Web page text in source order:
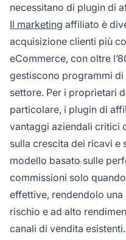
necessitano di plugin di
Il marketing affiliato è
acquisizione clienti più
eCommerce, con oltre
gestiscono programmi
settore. Per i proprietari
particolare, i plugin di
vantaggi aziendali critici
sulla crescita dei ricavi e
modello basato sulle
commissioni solo
effettive, rendendolo
rischio e ad alto
canali di vendita